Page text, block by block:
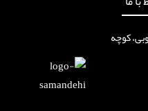
کوچه